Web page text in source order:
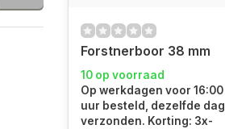
Forstnerboor 38 mm
10 op voorraad
Op werkdagen voor 16:00
uur besteld, dezelfde dag
verzonden. Korting: 3x-